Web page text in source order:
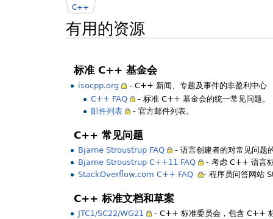
有用的资源
C++
标准 C++ 基金会
isocpp.org
- C++ 新闻、专题及事件的非盈利中心
C++ FAQ
- 标准 C++ 基金会的统一常见问题。
邮件列表
- 官方邮件列表。
C++ 常见问题
Bjarne Stroustrup FAQ
- 语言创建者的对常见问题
Bjarne Stroustrup C++11 FAQ
- 考虑 C++ 语言
StackOverflow.com C++ FAQ
- 程序员问答网站
C++ 标准文档和草案
JTC1/SC22/WG21
- C++ 标准委员会，包含 C++